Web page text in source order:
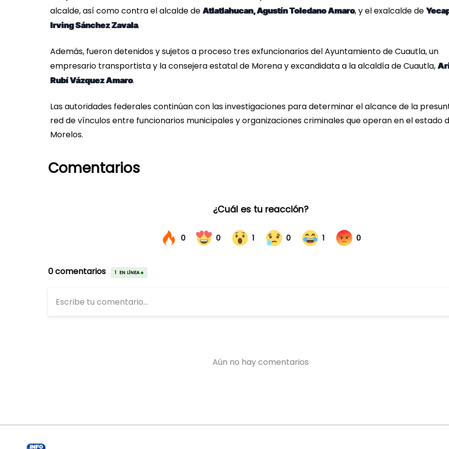
alcalde, así como contra el alcalde de Atlatlahucan, Agustín Toledano Amaro, y el exalcalde de
Irving Sánchez Zavala.
Además, fueron detenidos y sujetos a proceso tres exfuncionarios del Ayuntamiento de Cuautla, un
empresario transportista y la consejera estatal de Morena y excandidata a la alcaldía de Cuautla,
Rubí Vázquez Amaro.
Las autoridades federales continúan con las investigaciones para determinar el alcance de la
red de vínculos entre funcionarios municipales y organizaciones criminales que operan en el estado
Morelos.
Comentarios